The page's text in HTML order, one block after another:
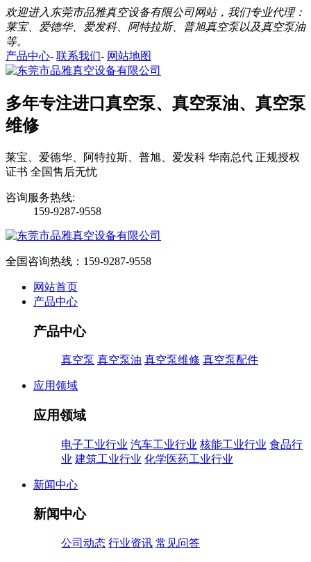
欢迎进入东莞市品雅真空设备有限公司网站，我们专业代理：
莱宝、爱德华、爱发科、阿特拉斯、普旭真空泵以及真空泵油
等。
产品中心- 联系我们- 网站地图
多年专注进口真空泵、真空泵油、真空泵
维修
莱宝、爱德华、阿特拉斯、普旭、爱发科 华南总代 正规授权
证书 全国售后无忧
咨询服务热线:
159-9287-9558
全国咨询热线： 159-9287-9558
网站首页
产品中心
产品中心
真空泵 真空泵油 真空泵维修 真空泵配件
应用领域
应用领域
电子工业行业 汽车工业行业 核能工业行业 食品行
业 建筑工业行业 化学医药工业行业
新闻中心
新闻中心
公司动态 行业资讯 常见问答